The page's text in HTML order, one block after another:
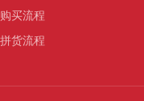
购买流程
拼货流程